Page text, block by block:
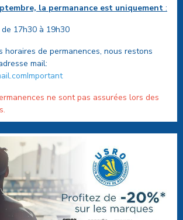
la permanance est uniquement :
17h30 à 19h30
horaires de permanences, nous restons
mail:
ne sont pas assurées lors des